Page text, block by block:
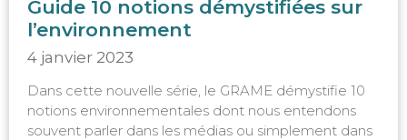
Guide 10 notions démystifiées sur
l’environnement
4 janvier 2023
Dans cette nouvelle série, le GRAME démystifie 10
notions environnementales dont nous entendons
souvent parler dans les médias ou simplement dans